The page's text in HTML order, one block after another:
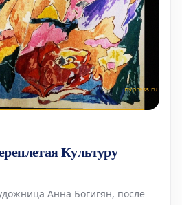
Культуру
Анна Богигян, после